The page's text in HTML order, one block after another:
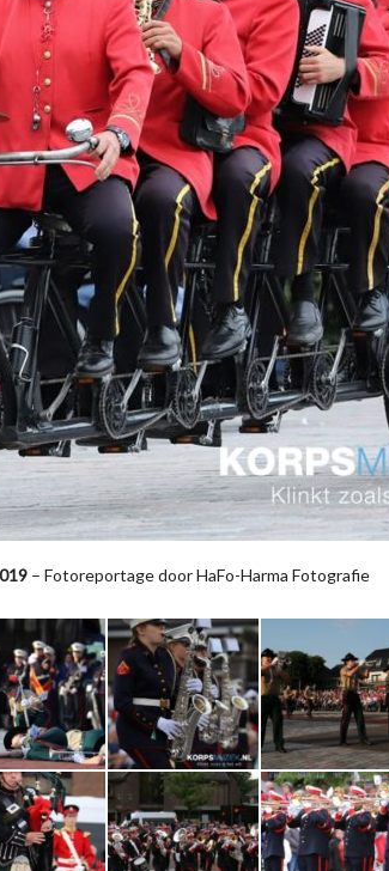
– Fotoreportage door HaFo-Harma Fotografie